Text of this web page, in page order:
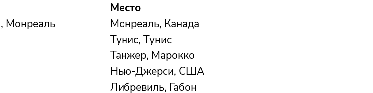
Место
Монреаль
Монреаль, Канада
Тунис, Тунис
Танжер, Марокко
Нью-Джерси, США
Либревиль, Габон